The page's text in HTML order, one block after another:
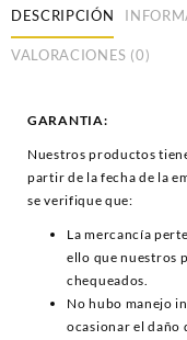
DESCRIPCIÓN
VALORACIONES (0)
GARANTIA:
Nuestros productos
partir de la fecha de la
se verifique que:
La mercancía
ello que nuestros
chequeados.
No hubo manejo
ocasionar el daño